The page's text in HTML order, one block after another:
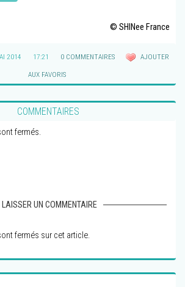
© SHINee France
2014 17:21 0 COMMENTAIRES AJOUTER
AUX FAVORIS
COMMENTAIRES
fermés.
LAISSER UN COMMENTAIRE
fermés sur cet article.